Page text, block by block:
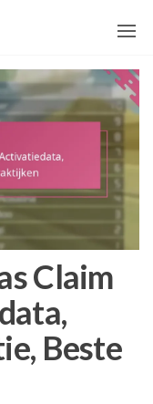
Claim
Beste